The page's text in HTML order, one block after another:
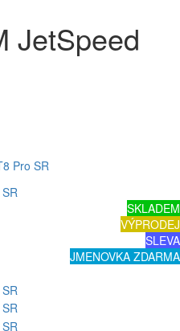
JetSpeed
Pro SR
SKLADEM
VÝPRODEJ
SLEVA
JMENOVKA ZDARMA